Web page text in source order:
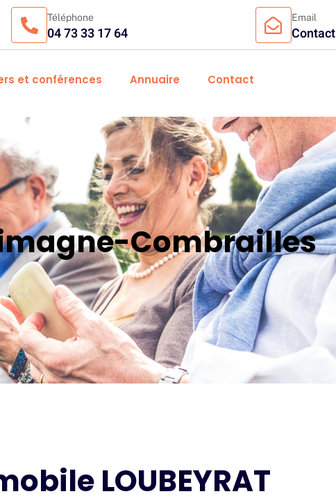
Téléphone
04 73 33 17 64
Email
Contact
et conférences Annuaire Contact
Combrailles
LOUBEYRAT